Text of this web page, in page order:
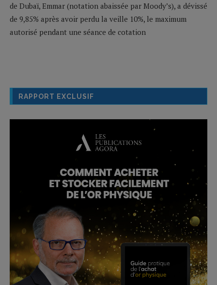
de Dubaï, Emmar (notation abaissée par Moody’s), a dévissé
de 9,85% après avoir perdu la veille 10%, le maximum
autorisé pendant une séance de cotation
RAPPORT EXCLUSIF